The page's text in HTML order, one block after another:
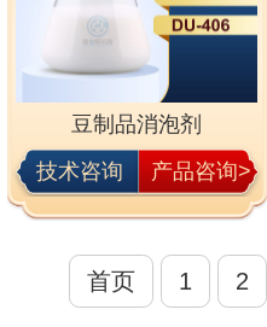
豆制品消泡剂
技术咨询
产品咨询>
首页 1 2